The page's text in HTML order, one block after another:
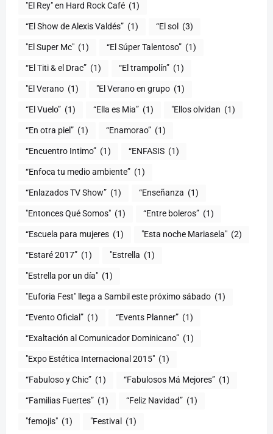
"El Rey" en Hard Rock Café (1)
“El Show de Alexis Valdés” (1) “El sol (3)
"El Super Mc" (1) (1)
“El Titi & el Drac” (1) “El trampolín” (1)
"El Verano (1) "El Verano en grupo (1)
(1) “Ella es Mia” (1) "Ellos olvidan (1)
“En otra piel” (1) “Enamorao” (1)
“Encuentro Intimo” (1) “ENFASIS (1)
“Enfoca tu medio ambiente” (1)
“Enlazados TV Show” (1) “Enseñanza (1)
"Entonces Qué Somos" (1) “Entre boleros” (1)
“Escuela para mujeres (1) "Esta noche Mariasela" (2)
“Estaré 2017” (1) "Estrella (1)
"Estrella por un día" (1)
"Euforia Fest" llega a Sambil este próximo sábado (1)
“Evento Oficial” (1) “Events Planner” (1)
“Exaltación al Comunicador Dominicano” (1)
"Expo Estética Internacional 2015" (1)
“Fabuloso y Chic” (1) “Fabulosos Má Mejores” (1)
“Familias Fuertes” (1) “Feliz Navidad” (1)
"femojis" (1) "Festival (1)